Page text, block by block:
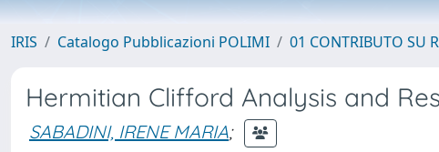
IRIS Catalogo Pubblicazioni POLIMI 01 CONTRIBUTO SU
Hermitian Clifford Analysis and
SABADINI, IRENE MARIA;